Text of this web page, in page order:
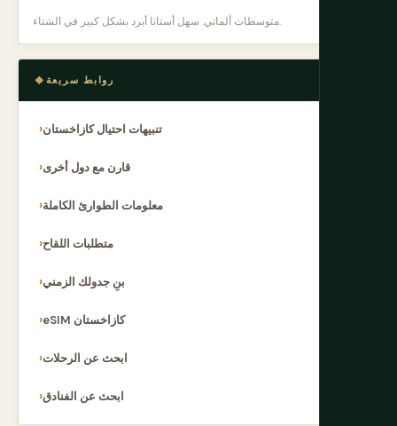
متوسطات ألماتي. سهل أستانا أبرد بشكل كبير في الشتاء.
روابط سريعة
تنبيهات احتيال كازاخستان
قارن مع دول أخرى
معلومات الطوارئ الكاملة
متطلبات اللقاح
بنِ جدولك الزمني
eSIM كازاخستان
ابحث عن الرحلات
ابحث عن الفنادق